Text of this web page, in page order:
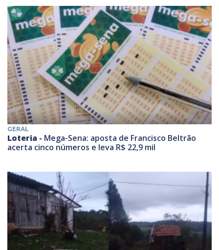
GERAL
Loteria - Mega-Sena: aposta de Francisco Beltrão
acerta cinco números e leva R$ 22,9 mil